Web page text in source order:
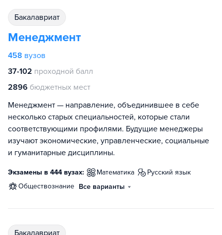
бакалавриат
Менеджмент
458 вузов
37-102 проходной балл
2896 бюджетных мест
Менеджмент — направление, объединившее в себе
несколько старых специальностей, которые стали
соответствующими профилями. Будущие менеджеры
изучают экономические, управленческие, социальные
и гуманитарные дисциплины.
Экзамены в 444 вузах: математика
русский язык
обществознание Все варианты
бакалавриат